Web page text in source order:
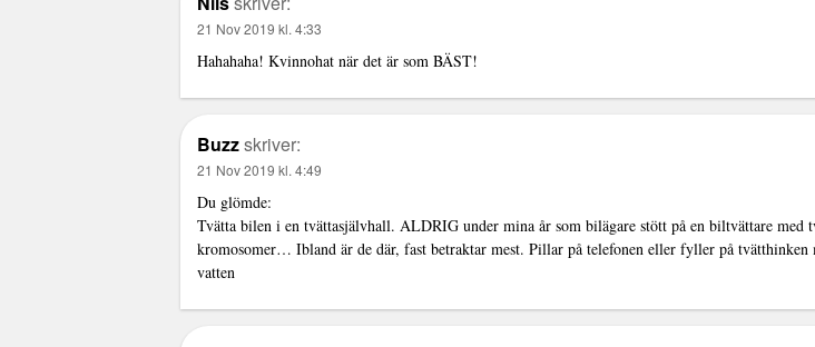
21 Nov 2019 kl. 4:33
Hahahaha! Kvinnohat när det är som BÄST!
Buzzskriver:
21 Nov 2019 kl. 4:49
Du glömde:
Tvätta bilen i en tvättasjälvhall. ALDRIG under mina år som bilägare stött på en biltvättare med
kromosomer… Ibland är de där, fast betraktar mest. Pillar på telefonen eller fyller på tvätthinken
vatten